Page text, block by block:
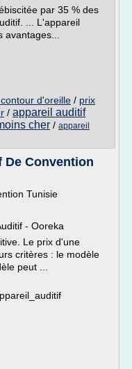
par 35 % des
... L'appareil
d'oreille / prix
/ appareil auditif
cher / appareil
De Convention
Tunisie
- Ooreka
Le prix d'une
critères : le modèle
peut ...